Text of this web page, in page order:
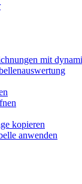
mit
kopieren
anwenden